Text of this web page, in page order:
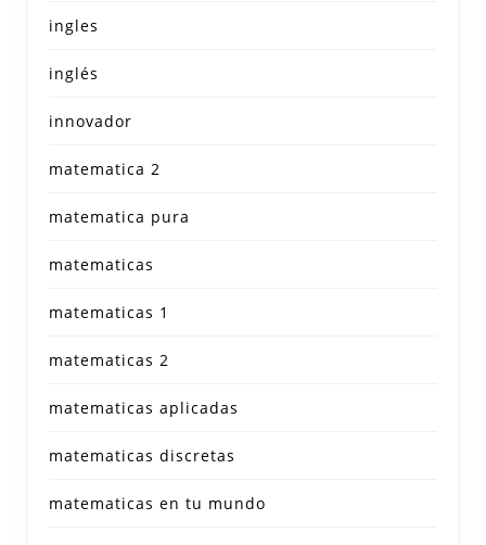
ingles
inglés
innovador
matematica 2
matematica pura
matematicas
matematicas 1
matematicas 2
matematicas aplicadas
matematicas discretas
matematicas en tu mundo